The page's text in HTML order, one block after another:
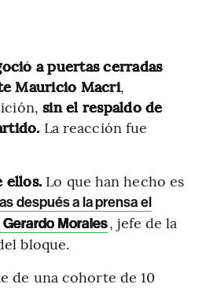
a puertas cerradas
Mauricio Macri,
sin el respaldo de
La reacción fue
ellos. Lo que han hecho es
después a la prensa el
Gerardo Morales, jefe de la
bloque.
de una cohorte de 10